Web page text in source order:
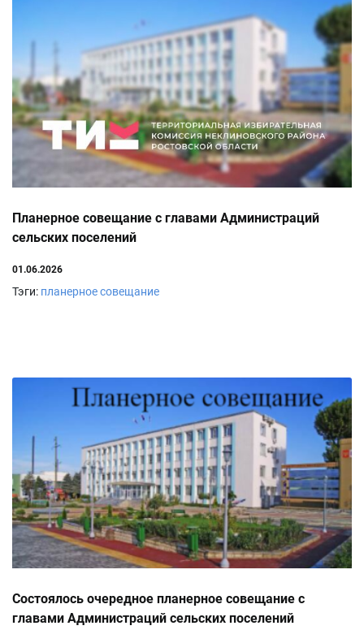
Планерное совещание с главами Администраций
сельских поселений
01.06.2026
Тэги: планерное совещание
Состоялось очередное планерное совещание с
главами Администраций сельских поселений